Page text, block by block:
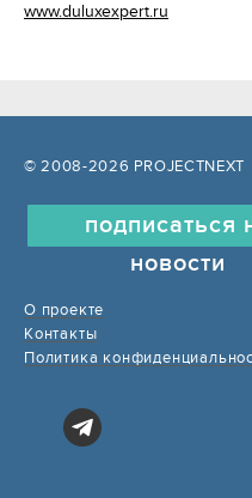
www.duluxexpert.ru
© 2008-2026 PROJECTNEXT
подписаться
новости
О проекте
Контакты
Политика